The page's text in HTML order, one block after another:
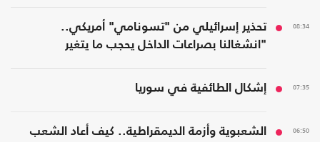
08:34
تحذير إسرائيلي من "تسونامي" أمريكي..
"انشغالنا بصراعات الداخل يحجب ما يتغير
07:35 إشكال الطائفية في سوريا
06:50
الشعبوية وأزمة الديمقراطية.. كيف أعاد الشعب